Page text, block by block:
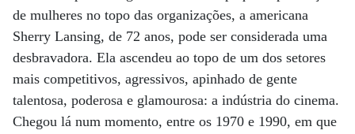
de mulheres no topo das organizações, a americana
Sherry Lansing, de 72 anos, pode ser considerada uma
desbravadora. Ela ascendeu ao topo de um dos setores
mais competitivos, agressivos, apinhado de gente
talentosa, poderosa e glamourosa: a indústria do cinema.
Chegou lá num momento, entre os 1970 e 1990, em que